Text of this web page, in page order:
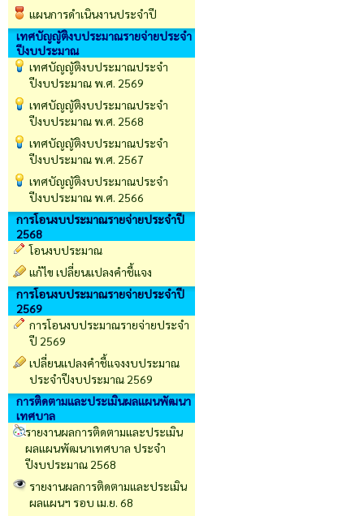
แผนการดำเนินงานประจำปี
เทศบัญญัติงบประมาณรายจ่ายประจำ
ปีงบประมาณ
เทศบัญญัติงบประมาณประจำ
ปีงบประมาณ พ.ศ. 2569
เทศบัญญัติงบประมาณประจำ
ปีงบประมาณ พ.ศ. 2568
เทศบัญญัติงบประมาณประจำ
ปีงบประมาณ พ.ศ. 2567
เทศบัญญัติงบประมาณประจำ
ปีงบประมาณ พ.ศ. 2566
การโอนงบประมาณรายจ่ายประจำปี
2568
โอนงบประมาณ
แก้ไข เปลี่ยนแปลงคำชี้แจง
การโอนงบประมาณรายจ่ายประจำปี
2569
การโอนงบประมาณรายจ่ายประจำ
ปี 2569
เปลี่ยนเเปลงคำชี้เเจงงบประมาณ
ประจำปีงบประมาณ 2569
การติดตามและประเมินผลแผนพัฒนา
เทศบาล
รายงานผลการติดตามและประเมิน
ผลแผนพัฒนาเทศบาล ประจำ
ปีงบประมาณ 2568
รายงานผลการติดตามและประเมิน
ผลแผนฯ รอบ เม.ย. 68